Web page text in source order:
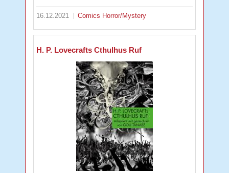
16.12.2021 Comics Horror/Mystery
H. P. Lovecrafts Cthulhus Ruf